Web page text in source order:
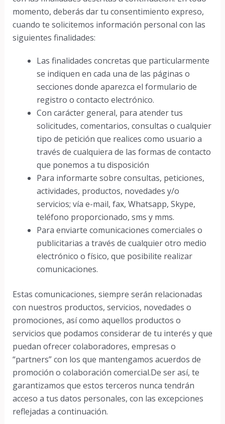
momento, deberás dar tu consentimiento expreso,
cuando te solicitemos información personal con las
siguientes finalidades:
Las finalidades concretas que particularmente
se indiquen en cada una de las páginas o
secciones donde aparezca el formulario de
registro o contacto electrónico.
Con carácter general, para atender tus
solicitudes, comentarios, consultas o cualquier
tipo de petición que realices como usuario a
través de cualquiera de las formas de contacto
que ponemos a tu disposición
Para informarte sobre consultas, peticiones,
actividades, productos, novedades y/o
servicios; vía e-mail, fax, Whatsapp, Skype,
teléfono proporcionado, sms y mms.
Para enviarte comunicaciones comerciales o
publicitarias a través de cualquier otro medio
electrónico o físico, que posibilite realizar
comunicaciones.
Estas comunicaciones, siempre serán relacionadas
con nuestros productos, servicios, novedades o
promociones, así como aquellos productos o
servicios que podamos considerar de tu interés y que
puedan ofrecer colaboradores, empresas o
“partners” con los que mantengamos acuerdos de
promoción o colaboración comercial.De ser así, te
garantizamos que estos terceros nunca tendrán
acceso a tus datos personales, con las excepciones
reflejadas a continuación.